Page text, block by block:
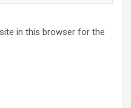
in this browser for the